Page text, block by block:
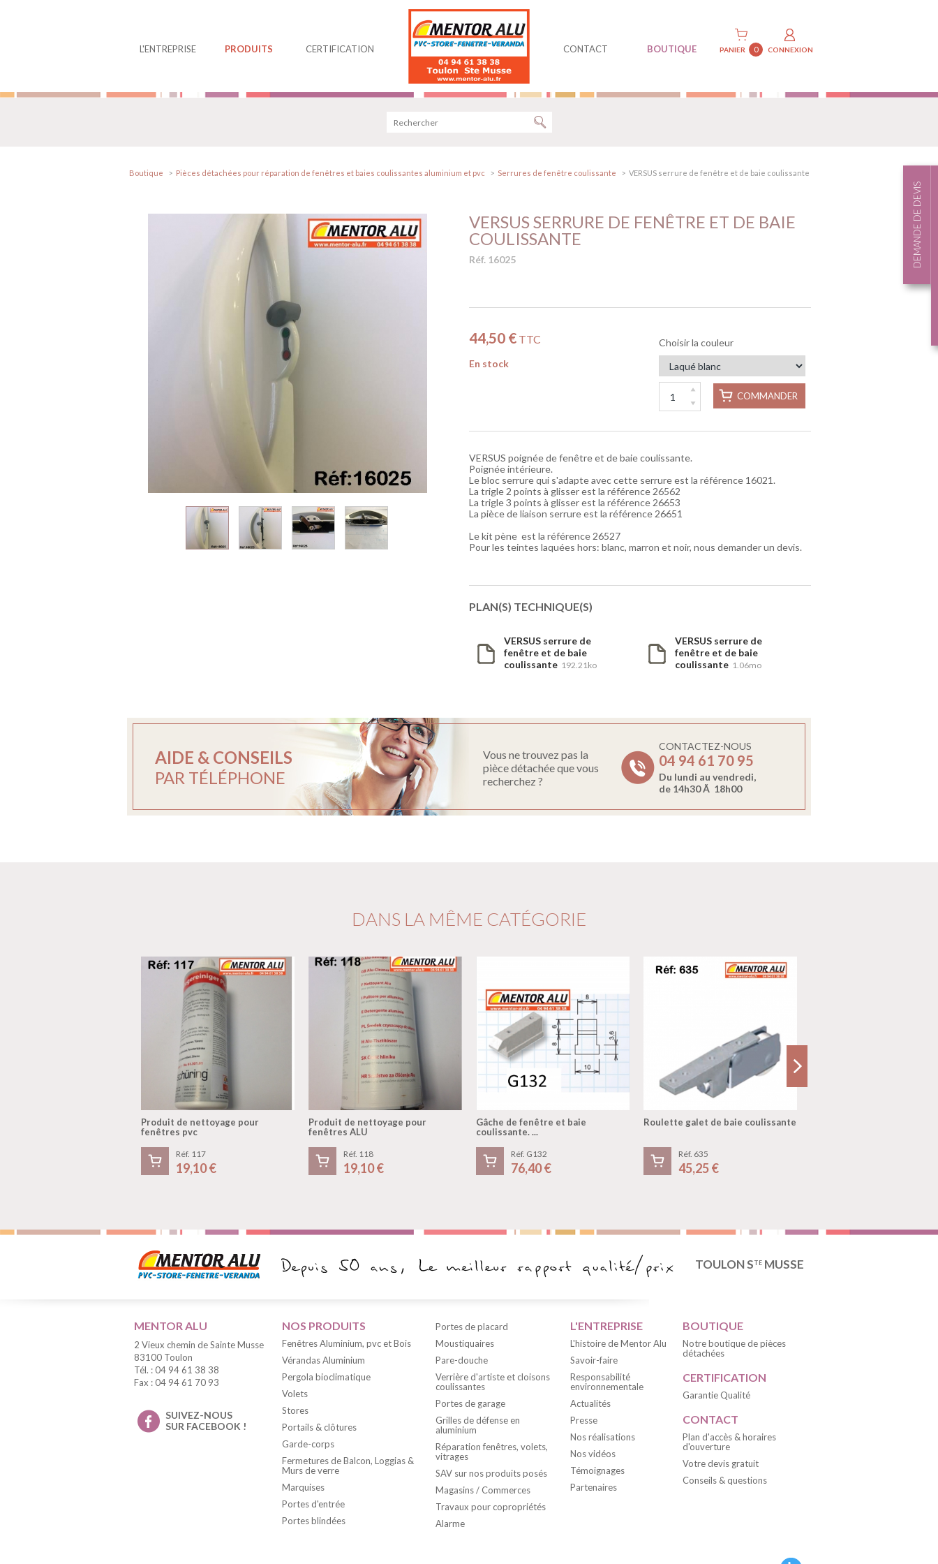
L'ENTREPRISE PRODUITS CERTIFICATION CONTACT BOUTIQUE PANIER 0 CONNEXION
Boutique Pièces détachées pour réparation de fenêtres et baies coulissantes aluminium et pvc Serrures de fenêtre coulissante VERSUS serrure de fenêtre et de baie coulissante
VERSUS SERRURE DE FENÊTRE ET DE BAIE
COULISSANTE
Réf. 16025
44,50 € TTC
En stock
Choisir la couleur
COMMANDER
VERSUS poignée de fenêtre et de baie coulissante.
Poignée intérieure.
Le bloc serrure qui s'adapte avec cette serrure est la référence 16021.
La trigle 2 points à glisser est la référence 26562
La trigle 3 points à glisser est la référence 26653
La pièce de liaison serrure est la référence 26651
Le kit pène est la référence 26527
Pour les teintes laquées hors: blanc, marron et noir, nous demander un devis.
PLAN(S) TECHNIQUE(S)
VERSUS serrure de
fenêtre et de baie
coulissante 192.21ko
VERSUS serrure de
fenêtre et de baie
coulissante 1.06mo
AIDE & CONSEILS
PAR TÉLÉPHONE
Vous ne trouvez pas la
pièce détachée que vous
recherchez ?
CONTACTEZ-NOUS
04 94 61 70 95
Du lundi au vendredi,
de 14h30 Ã 18h00
DANS LA MÊME CATÉGORIE
Produit de nettoyage pour
fenêtres pvc
Réf. 117
19,10 €
Produit de nettoyage pour
fenêtres ALU
Réf. 118
19,10 €
Gâche de fenêtre et baie
coulissante. ...
Réf. G132
76,40 €
Roulette galet de baie coulissante
Réf. 635
45,25 €
TOULON S TE MUSSE
MENTOR ALU
2 Vieux chemin de Sainte Musse
83100 Toulon
Tél. : 04 94 61 38 38
Fax : 04 94 61 70 93
SUIVEZ-NOUS
SUR FACEBOOK !
NOS PRODUITS
Fenêtres Aluminium, pvc et Bois
Vérandas Aluminium
Pergola bioclimatique
Volets
Stores
Portails & clôtures
Garde-corps
Fermetures de Balcon, Loggias &
Murs de verre
Marquises
Portes d'entrée
Portes blindées
Portes de placard
Moustiquaires
Pare-douche
Verrière d'artiste et cloisons
coulissantes
Portes de garage
Grilles de défense en
aluminium
Réparation fenêtres, volets,
vitrages
SAV sur nos produits posés
Magasins / Commerces
Travaux pour copropriétés
Alarme
L'ENTREPRISE
L'histoire de Mentor Alu
Savoir-faire
Responsabilité
environnementale
Actualités
Presse
Nos réalisations
Nos vidéos
Témoignages
Partenaires
BOUTIQUE
Notre boutique de pièces
détachées
CERTIFICATION
Garantie Qualité
CONTACT
Plan d'accès & horaires
d'ouverture
Votre devis gratuit
Conseils & questions
DEMANDE DE DEVIS